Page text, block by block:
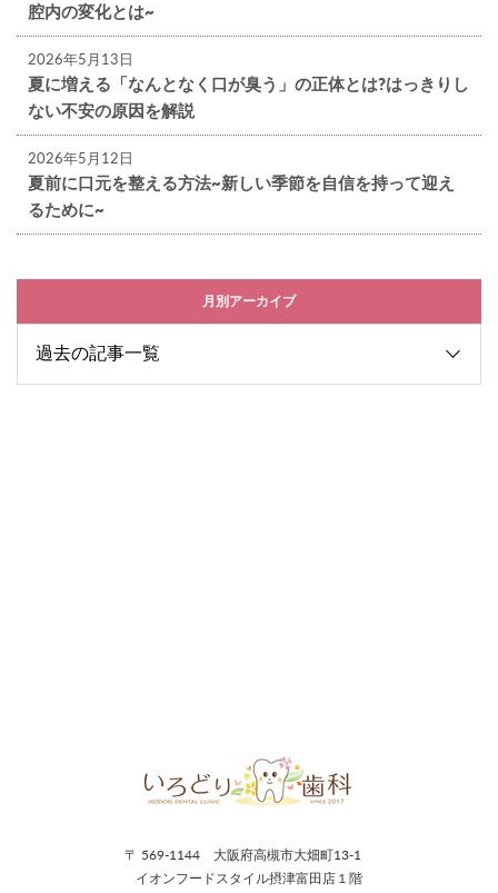
腔内の変化とは~
2026年5月13日
夏に増える「なんとなく口が臭う」の正体とは?はっきりし
ない不安の原因を解説
2026年5月12日
夏前に口元を整える方法~新しい季節を自信を持って迎え
るために~
月別アーカイブ
〒 569-1144 大阪府高槻市大畑町13-1
イオンフードスタイル摂津富田店１階